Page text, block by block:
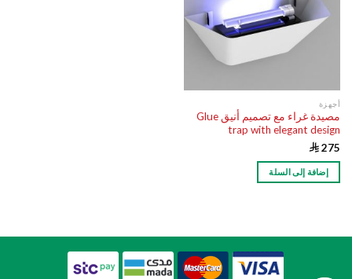
أجهزة
مصيدة غراء مع تصميم أنيق Glue
trap with elegant design
 275
إضافة إلى السلة